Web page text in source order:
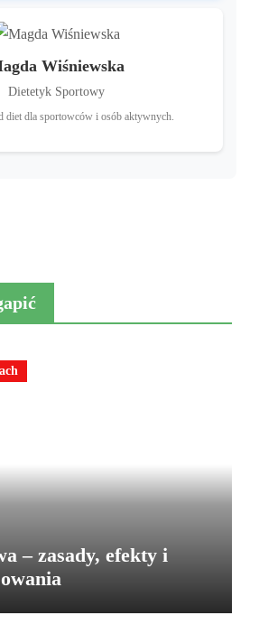
Wiśniewska
Dietetyk Sportowy
diet dla sportowców i osób aktywnych.
– zasady, efekty i